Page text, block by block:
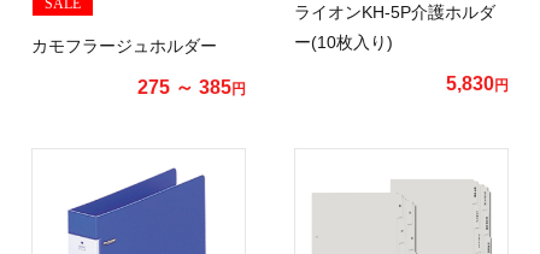
カモフラージュホルダー
275 ～ 385円
ライオンKH-5P介護ホルダ
ー(10枚入り)
5,830円